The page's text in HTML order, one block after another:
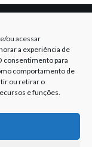
ou acessar
a experiência de
consentimento para
comportamento de
ou retirar o
e funções.
direitos